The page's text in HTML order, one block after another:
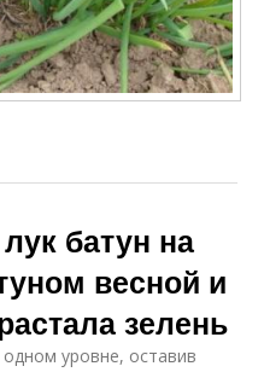
батун на
весной и
зелень
уровне, оставив